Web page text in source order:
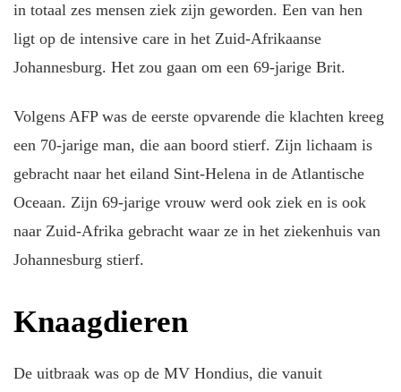
in totaal zes mensen ziek zijn geworden. Een van hen
ligt op de intensive care in het Zuid-Afrikaanse
Johannesburg. Het zou gaan om een 69-jarige Brit.
Volgens AFP was de eerste opvarende die klachten kreeg
een 70-jarige man, die aan boord stierf. Zijn lichaam is
gebracht naar het eiland Sint-Helena in de Atlantische
Oceaan. Zijn 69-jarige vrouw werd ook ziek en is ook
naar Zuid-Afrika gebracht waar ze in het ziekenhuis van
Johannesburg stierf.
Knaagdieren
De uitbraak was op de MV Hondius, die vanuit